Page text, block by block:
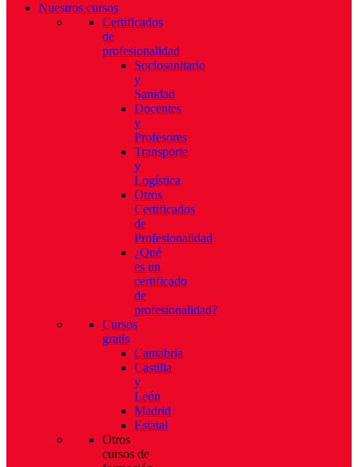
Nuestros cursos
Certificados
de
profesionalidad
Sociosanitario
y
Sanidad
Docentes
y
Profesores
Transporte
y
Logística
Otros
Certificados
de
Profesionalidad
¿Qué
es un
certificado
de
profesionalidad?
Cursos
gratis
Cantabria
Castilla
y
León
Madrid
Estatal
Otros
cursos de